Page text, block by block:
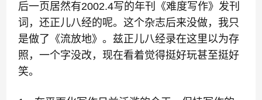
后一页居然有2002.4写的年刊《难度写作》发刊
词，还正儿八经的呢。这个杂志后来没做，我只
是做了《流放地》。 兹正儿八经录在这里以为存
照，一个字没改，现在看着觉得挺好玩甚至挺好
笑。